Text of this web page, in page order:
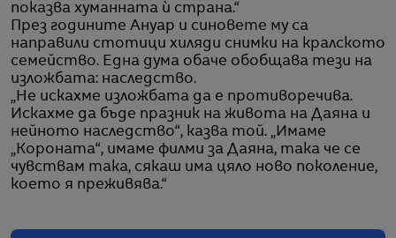
показва хуманната ѝ страна.“
През годините Ануар и синовете му са
направили стотици хиляди снимки на кралското
семейство. Една дума обаче обобщава тези на
изложбата: наследство.
„Не искахме изложбата да е противоречива.
Искахме да бъде празник на живота на Даяна и
нейното наследство“, казва той. „Имаме
„Короната“, имаме филми за Даяна, така че се
чувствам така, сякаш има цяло ново поколение,
което я преживява.“